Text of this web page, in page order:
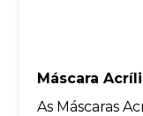
Máscara
As Máscaras